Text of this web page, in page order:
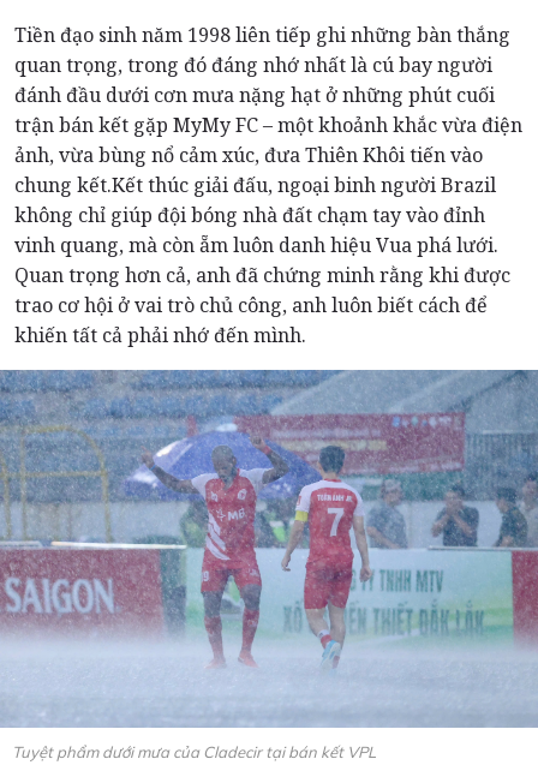
Tiền đạo sinh năm 1998 liên tiếp ghi những bàn thắng
quan trọng, trong đó đáng nhớ nhất là cú bay người
đánh đầu dưới cơn mưa nặng hạt ở những phút cuối
trận bán kết gặp MyMy FC – một khoảnh khắc vừa điện
ảnh, vừa bùng nổ cảm xúc, đưa Thiên Khôi tiến vào
chung kết.Kết thúc giải đấu, ngoại binh người Brazil
không chỉ giúp đội bóng nhà đất chạm tay vào đỉnh
vinh quang, mà còn ẵm luôn danh hiệu Vua phá lưới.
Quan trọng hơn cả, anh đã chứng minh rằng khi được
trao cơ hội ở vai trò chủ công, anh luôn biết cách để
khiến tất cả phải nhớ đến mình.
Tuyệt phẩm dưới mưa của Cladecir tại bán kết VPL